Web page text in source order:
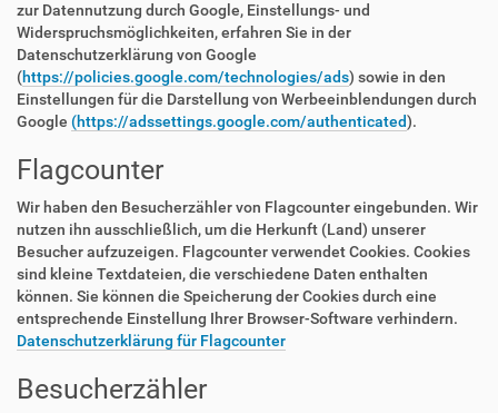
zur Datennutzung durch Google, Einstellungs- und
Widerspruchsmöglichkeiten, erfahren Sie in der
Datenschutzerklärung von Google
(https://policies.google.com/technologies/ads) sowie in den
Einstellungen für die Darstellung von Werbeeinblendungen durch
Google (https://adssettings.google.com/authenticated).
Flagcounter
Wir haben den Besucherzähler von Flagcounter eingebunden. Wir
nutzen ihn ausschließlich, um die Herkunft (Land) unserer
Besucher aufzuzeigen. Flagcounter verwendet Cookies. Cookies
sind kleine Textdateien, die verschiedene Daten enthalten
können. Sie können die Speicherung der Cookies durch eine
entsprechende Einstellung Ihrer Browser-Software verhindern.
Datenschutzerklärung für Flagcounter
Besucherzähler